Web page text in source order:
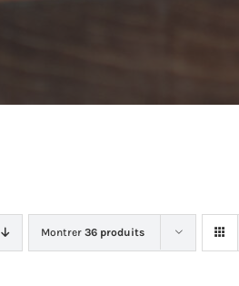
Montrer 36 produits